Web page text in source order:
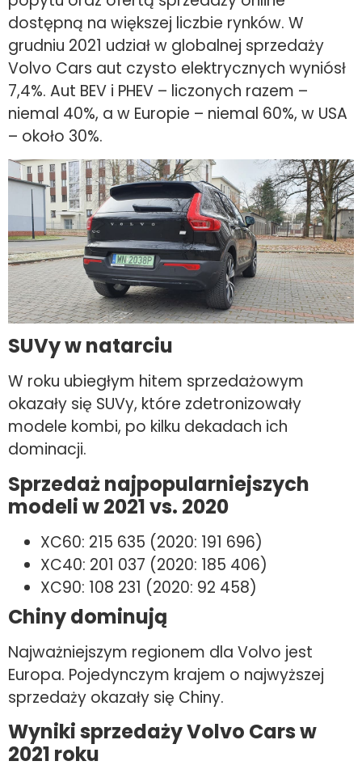
dostępną na większej liczbie rynków. W
grudniu 2021 udział w globalnej sprzedaży
Volvo Cars aut czysto elektrycznych wyniósł
7,4%. Aut BEV i PHEV – liczonych razem –
niemal 40%, a w Europie – niemal 60%, w USA
– około 30%.
SUVy w natarciu
W roku ubiegłym hitem sprzedażowym
okazały się SUVy, które zdetronizowały
modele kombi, po kilku dekadach ich
dominacji.
Sprzedaż najpopularniejszych
modeli w 2021 vs. 2020
XC60: 215 635 (2020: 191 696)
XC40: 201 037 (2020: 185 406)
XC90: 108 231 (2020: 92 458)
Chiny dominują
Najważniejszym regionem dla Volvo jest
Europa. Pojedynczym krajem o najwyższej
sprzedaży okazały się Chiny.
Wyniki sprzedaży Volvo Cars w
2021 roku